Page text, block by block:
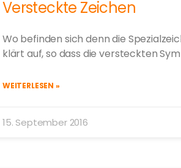
Versteckte Zeichen
Wo befinden sich denn die
klärt auf, so dass die versteckten
WEITERLESEN »
15. September 2016